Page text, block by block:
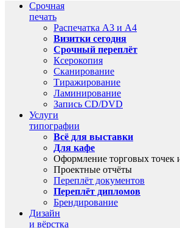
Срочная
печать
Распечатка А3 и А4
Визитки сегодня
Срочный переплёт
Ксерокопия
Сканирование
Тиражирование
Ламинирование
Запись CD/DVD
Услуги
типографии
Всё для выставки
Для кафе
Оформление торговых точек
Проектные отчёты
Переплёт документов
Переплёт дипломов
Брендирование
Дизайн
и вёрстка